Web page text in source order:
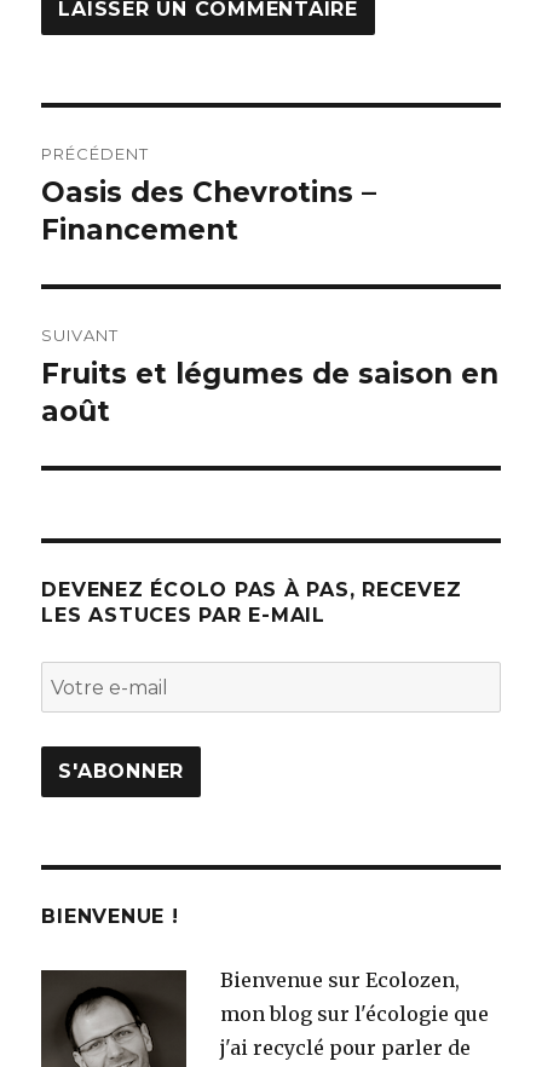
de
l’article
PRÉCÉDENT
Article
précédent :
Oasis des Chevrotins –
Financement
SUIVANT
Article
suivant :
Fruits et légumes de saison en
août
DEVENEZ ÉCOLO PAS À PAS, RECEVEZ
LES ASTUCES PAR E-MAIL
BIENVENUE !
Bienvenue sur Ecolozen,
mon blog sur l'écologie que
j'ai recyclé pour parler de